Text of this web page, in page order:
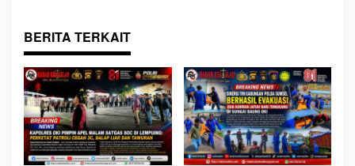
BERITA TERKAIT